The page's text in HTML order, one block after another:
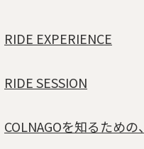
RIDE EXPERIENCE
RIDE SESSION
COLNAGOを知るため